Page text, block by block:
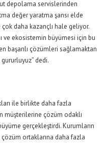
depolama servislerinden
değer yaratma şansı elde
daha kazançlı hale geliyor.
ve ekosistemin büyümesi için bu
başarılı çözümleri sağlamaktan
dedi.
ile birlikte daha fazla
müşterilerine çözüm odaklı
gerçekleştirdi. Kurumların
ortaklarına daha fazla